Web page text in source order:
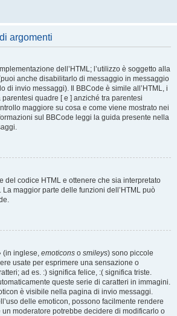
argomenti
dell’HTML; l’utilizzo è soggetto alla
anche disabilitarlo di messaggio in messaggio
di invio messaggi). Il BBCode è simile all’HTML, i
quadre [ e ] anziché tra parentesi
maggiore su cosa e come viene mostrato nei
sul BBCode leggi la guida presente nella
del codice HTML e ottenere che sia interpretato
maggior parte delle funzioni dell’HTML può
(in inglese, emoticons o smileys) sono piccole
usate per esprimere una sensazione o
ad es. :) significa felice, :( significa triste.
queste serie di caratteri in immagini.
è visibile nella pagina di invio messaggi.
delle emoticon, possono facilmente rendere
moderatore potrebbe decidere di modificarlo o